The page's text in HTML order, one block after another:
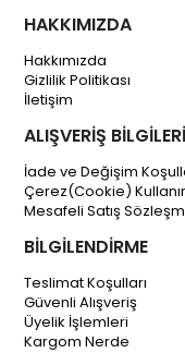
HAKKIMIZDA
Hakkımızda
Gizlilik Politikası
İletişim
ALIŞVERİŞ BİLGİLERİ
İade ve Değişim
Çerez(Cookie)
Mesafeli Satış
BİLGİLENDİRME
Teslimat Koşulları
Güvenli Alışveriş
Üyelik İşlemleri
Kargom Nerde